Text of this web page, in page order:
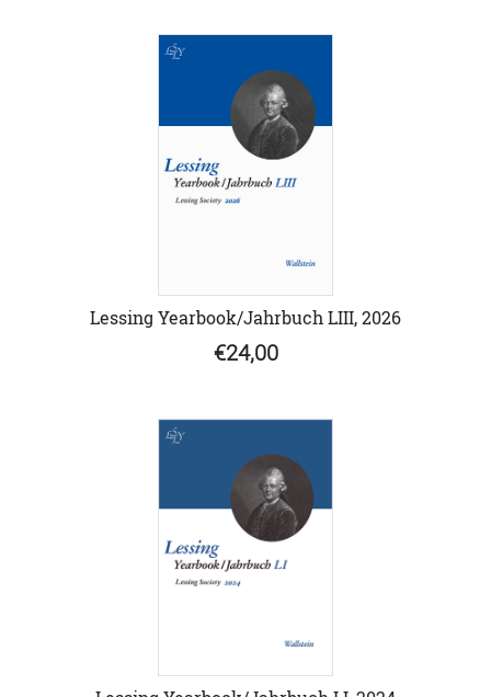
Lessing Yearbook/Jahrbuch LIII, 2026
€24,00